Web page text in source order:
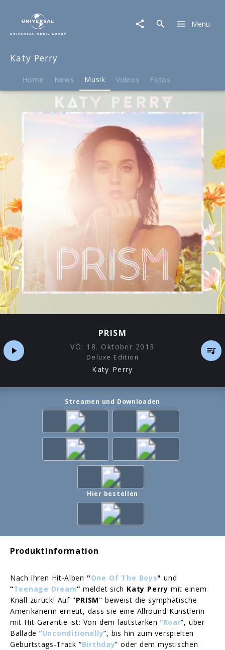
Musik
PRISM
Menu
Katy Perry
Home News Musik Videos Fotos
PRISM
VÖ: 18. Oktober 2013
Deluxe Edition
Katy Perry
Streamen und Downloaden
Hier bestellen
Produktinformation
Nach ihren Hit-Alben "One Of The Boys"und
“Teenage Dream” meldet sich Katy Perry mit einem
Knall zurück! Auf "PRISM" beweist die symphatische
Amerikanerin erneut, dass sie eine Allround-Künstlerin
mit Hit-Garantie ist: Von dem lautstarken “Roar”, über
Ballade “Unconditionally”, bis hin zum verspielten
Geburtstags-Track “Birthday” oder dem mystischen